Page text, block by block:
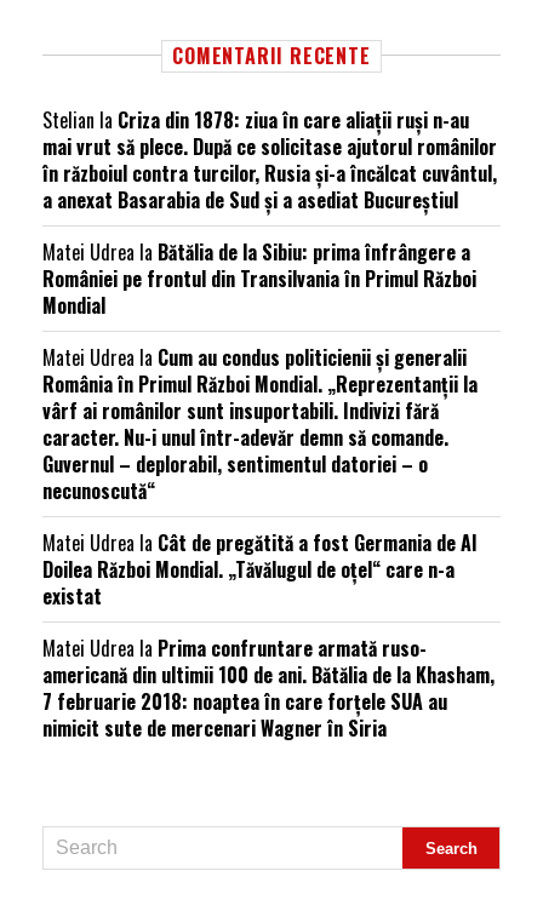
COMENTARII RECENTE
Stelian la Criza din 1878: ziua în care aliații ruși n-au
mai vrut să plece. După ce solicitase ajutorul românilor
în războiul contra turcilor, Rusia și-a încălcat cuvântul,
a anexat Basarabia de Sud și a asediat Bucureștiul
Matei Udrea la Bătălia de la Sibiu: prima înfrângere a
României pe frontul din Transilvania în Primul Război
Mondial
Matei Udrea la Cum au condus politicienii și generalii
România în Primul Război Mondial. „Reprezentanții la
vârf ai românilor sunt insuportabili. Indivizi fără
caracter. Nu-i unul într-adevăr demn să comande.
Guvernul – deplorabil, sentimentul datoriei – o
necunoscută“
Matei Udrea la Cât de pregătită a fost Germania de Al
Doilea Război Mondial. „Tăvălugul de oțel“ care n-a
existat
Matei Udrea la Prima confruntare armată ruso-
americană din ultimii 100 de ani. Bătălia de la Khasham,
7 februarie 2018: noaptea în care forțele SUA au
nimicit sute de mercenari Wagner în Siria